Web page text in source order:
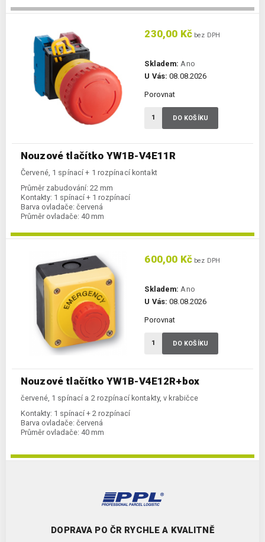
Nouzové tlačítko YW1B-V4E11R
Červené, 1 spínací + 1 rozpínací kontakt
Průměr zabudování: 22 mm
Kontakty: 1 spínací + 1 rozpínací
Barva ovladače: červená
Průměr ovladače: 40 mm
230,00 Kč bez DPH
Skladem: Ano
U Vás: 08.08.2026
Porovnat
DO KOŠÍKU
Nouzové tlačítko YW1B-V4E12R+box
červené, 1 spínací a 2 rozpínací kontakty, v krabičce
Kontakty: 1 spínací + 2 rozpínací
Barva ovladače: červená
Průměr ovladače: 40 mm
600,00 Kč bez DPH
Skladem: Ano
U Vás: 08.08.2026
Porovnat
DO KOŠÍKU
DOPRAVA PO ČR RYCHLE A KVALITNĚ